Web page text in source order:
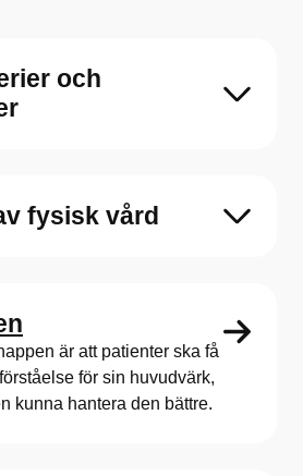
och
fysisk vård
är att patienter ska få
för sin huvudvärk,
kunna hantera den bättre.